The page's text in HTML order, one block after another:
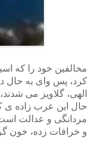
مخالفین خود را که
کرد، پس وای به حال
الهی، گلاویز می
حال این عرب زاده ی
مردانگی و عدالت
و خرافات زده، خون